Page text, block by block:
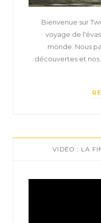
Bienvenue sur
voyage de
monde. Nous
découvertes et nos
VIDÉO : LA